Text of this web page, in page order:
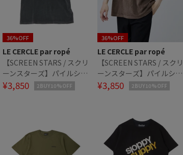
36%OFF
LE CERCLE par ropé
【SCREEN STARS / スクリ
ーンスターズ】パイルショ
ートスリーブTシャツ
¥3,850 2BUY10%OFF
36%OFF
LE CERCLE par ropé
【SCREEN STARS / スクリ
ーンスターズ】パイルショ
ートスリーブTシャツ
¥3,850 2BUY10%OFF